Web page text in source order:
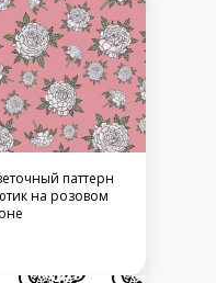
паттерн
на розовом